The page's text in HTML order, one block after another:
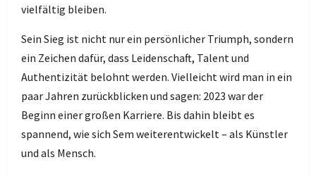
vielfältig bleiben.
Sein Sieg ist nicht nur ein persönlicher Triumph, sondern
ein Zeichen dafür, dass Leidenschaft, Talent und
Authentizität belohnt werden. Vielleicht wird man in ein
paar Jahren zurückblicken und sagen: 2023 war der
Beginn einer großen Karriere. Bis dahin bleibt es
spannend, wie sich Sem weiterentwickelt – als Künstler
und als Mensch.